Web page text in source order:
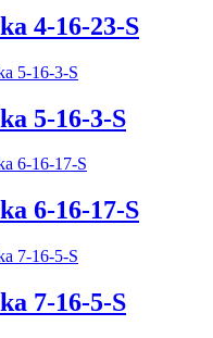
4-16-23-S
5-16-3-S
6-16-17-S
7-16-5-S